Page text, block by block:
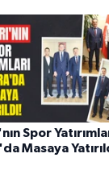
Spor
Masaya